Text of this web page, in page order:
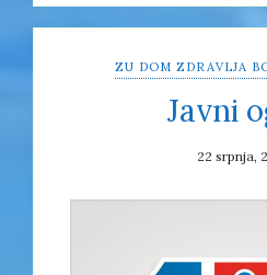
ZU DOM ZDRAVLJA
Javni
22 srpnja,